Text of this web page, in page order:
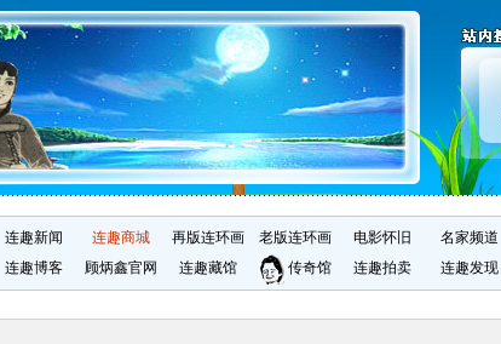
连趣新闻 连趣商城 再版连环画 老版连环画 电影怀旧
名家频道
连趣博客 顾炳鑫官网 连趣藏馆 传奇馆 连趣拍卖 连趣发现